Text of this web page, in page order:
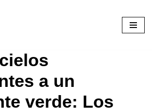
a un
verde: Los